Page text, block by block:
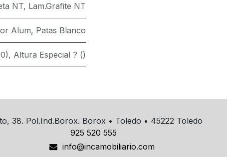
NT, Lam.Grafite NT
Alum, Patas Blanco
, Altura Especial ? ()
38. Pol.Ind.Borox. Borox • Toledo • 45222 Toledo
925 520 555
info@incamobiliario.com